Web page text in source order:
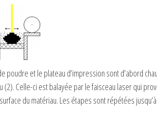
poudre et le plateau d’impression sont d’abord
Celle-ci est balayée par le faisceau laser qui
du matériau. Les étapes sont répétées